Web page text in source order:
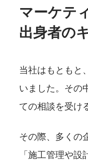
マーケテ
出身者の
当社はもともと
いました。その
ての相談を受け
その際、多くの
「施工管理や